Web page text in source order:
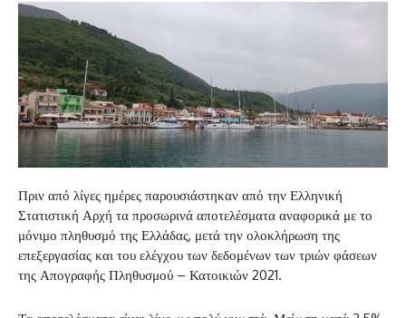
Πριν από λίγες ημέρες παρουσιάστηκαν από την Ελληνική
Στατιστική Αρχή τα προσωρινά αποτελέσματα αναφορικά με το
μόνιμο πληθυσμό της Ελλάδας, μετά την ολοκλήρωση της
επεξεργασίας και του ελέγχου των δεδομένων των τριών φάσεων
της Απογραφής Πληθυσμού – Κατοικιών 2021.